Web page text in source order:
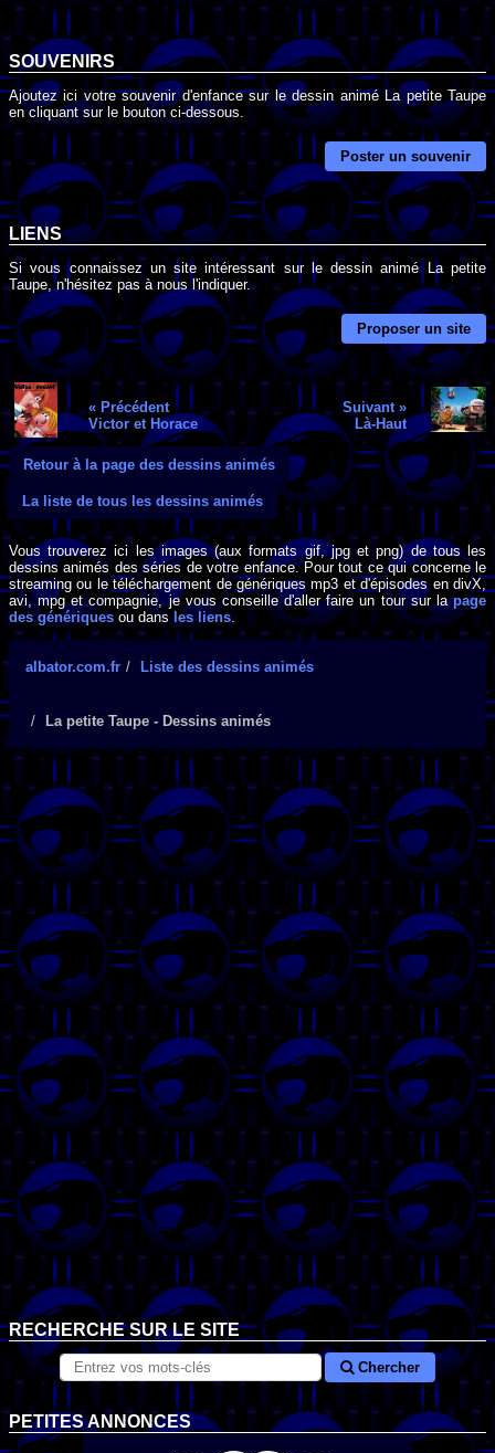
SOUVENIRS
Ajoutez ici votre souvenir d'enfance sur le dessin animé La petite Taupe
en cliquant sur le bouton ci-dessous.
Poster un souvenir
LIENS
Si vous connaissez un site intéressant sur le dessin animé La petite
Taupe, n'hésitez pas à nous l'indiquer.
Proposer un site
« Précédent
Victor et Horace
Suivant »
Là-Haut
Retour à la page des dessins animés
La liste de tous les dessins animés
Vous trouverez ici les images (aux formats gif, jpg et png) de tous les
dessins animés des séries de votre enfance. Pour tout ce qui concerne le
streaming ou le téléchargement de génériques mp3 et d'épisodes en divX,
avi, mpg et compagnie, je vous conseille d'aller faire un tour sur lapage
des génériques ou dansles liens.
albator.com.fr Liste des dessins animés
La petite Taupe - Dessins animés
RECHERCHE SUR LE SITE
Chercher
PETITES ANNONCES